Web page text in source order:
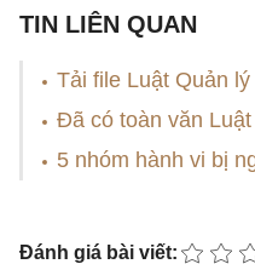
TIN LIÊN QUAN
Tải file Luật Quản
Đã có toàn văn
5 nhóm hành vi bị
Đánh giá bài viết: